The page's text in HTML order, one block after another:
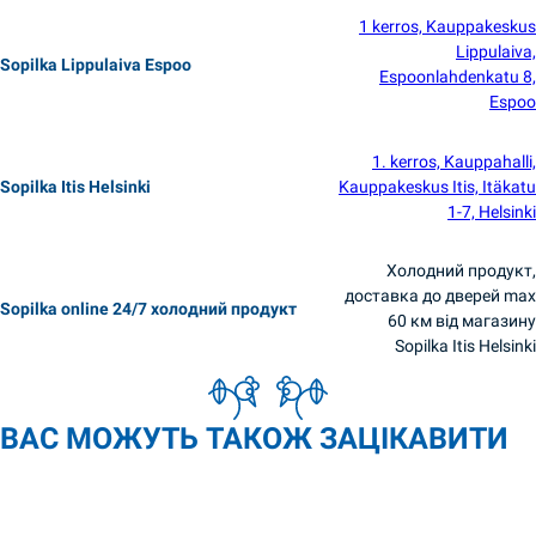
Sopilka Lippulaiva Espoo
1 kerros, Kauppakeskus
Lippulaiva,
Espoonlahdenkatu 8,
Espoo
Sopilka Itis Helsinki
1. kerros, Kauppahalli,
Kauppakeskus Itis, Itäkatu
1-7, Helsinki
Sopilka online 24/7 холодний продукт
Холодний продукт,
доставка до дверей max
60 км від магазину
Sopilka Itis Helsinki
ВАС МОЖУТЬ ТАКОЖ ЗАЦІКАВИТИ